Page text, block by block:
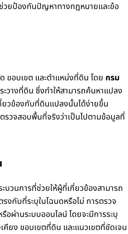
ยป้องกันปัญหาทางกฎหมายและข้อ
ขอบเขต และตำแหน่งที่ดิน โดย กรม
วางที่ดิน ซึ่งทำให้สามารถค้นหาแปลง
วข้องกับที่ดินแปลงนั้นได้ง่ายขึ้น
รวจสอบพื้นที่จริงว่าเป็นไปตามข้อมูลที่
บวนการที่ช่วยให้ผู้ที่เกี่ยวข้องสามารถ
งกับที่ระบุในโฉนดหรือไม่ การตรวจ
ผ่านระบบออนไลน์ โดยจะมีการระบุ
ยง ขอบเขตที่ดิน และแนวเขตที่ชัดเจน